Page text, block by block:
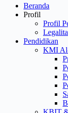
Menu
Beranda
Profil
Profil
Pendidikan
KMI